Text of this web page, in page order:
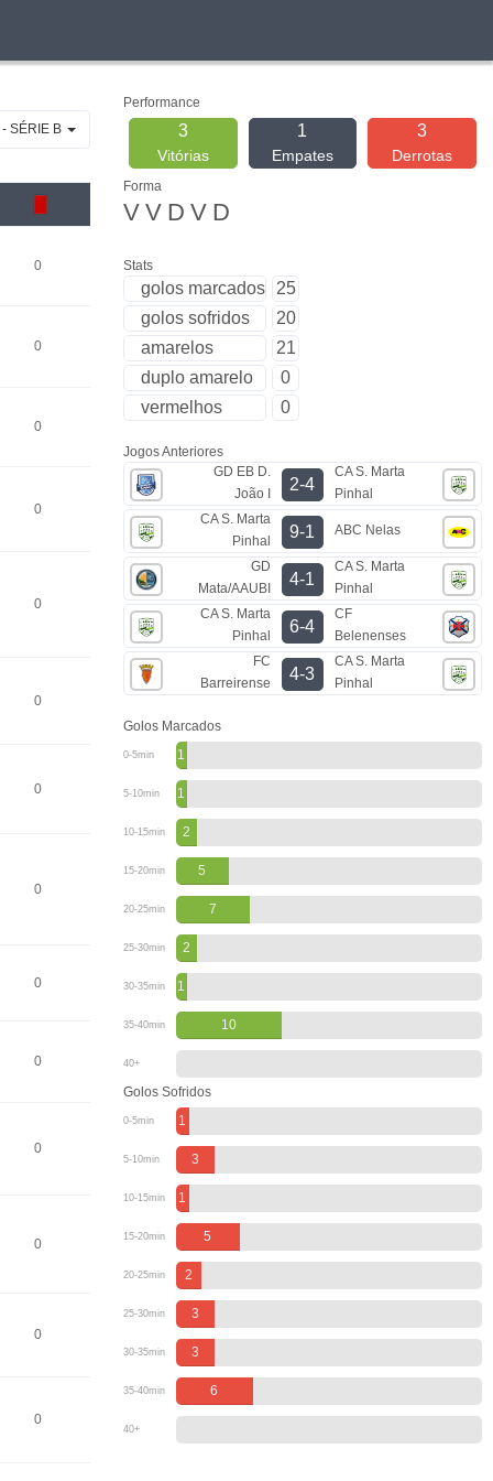
SÉRIE B
0
0
0
0
0
0
0
0
0
0
0
0
0
0
Performance
3
Vitórias
1
Empates
3
Derrotas
Forma
V V D V D
Stats
golos marcados
25
golos sofridos
20
amarelos
21
duplo amarelo
0
vermelhos
0
Jogos Anteriores
GD EB D.
João I
2-4
CA S. Marta
Pinhal
CA S. Marta
Pinhal
9-1 ABC Nelas
GD
Mata/AAUBI
4-1
CA S. Marta
Pinhal
CA S. Marta
Pinhal
6-4
CF
Belenenses
FC
Barreirense
4-3
CA S. Marta
Pinhal
Golos Marcados
0-5min 1
5-10min 1
10-15min 2
15-20min 5
20-25min 7
25-30min 2
30-35min 1
35-40min 10
40+
Golos Sofridos
0-5min 1
5-10min 3
10-15min 1
15-20min 5
20-25min 2
25-30min 3
30-35min 3
35-40min 6
40+